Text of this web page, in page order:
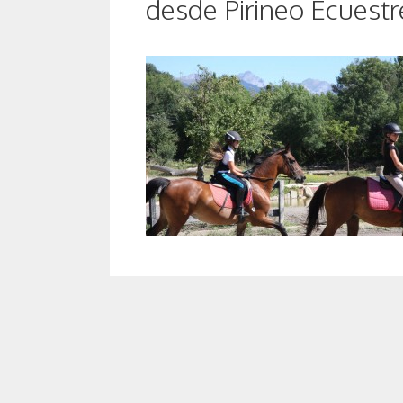
desde Pirineo